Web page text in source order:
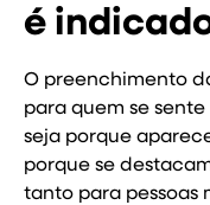
é
O preenchimento
para quem se
seja porque
porque se
tanto para pessoas